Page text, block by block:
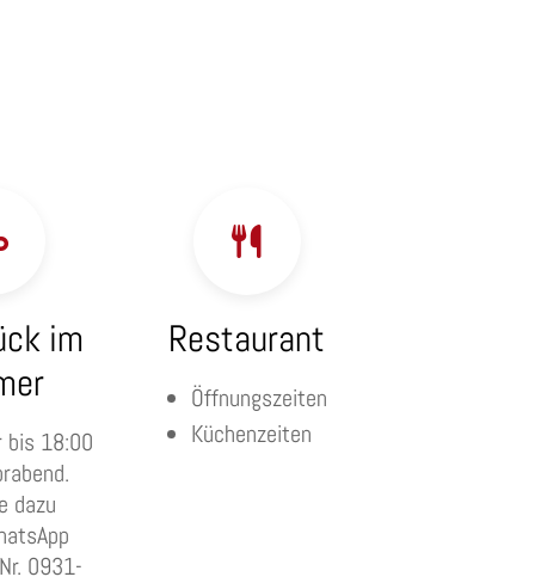
im
bis 18:00
dazu
0931-
Restaurant
Öffnungszeiten
Küchenzeiten